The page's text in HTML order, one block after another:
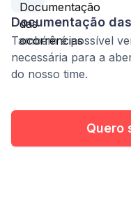
Documentação
Também é possível
necessária para a
do nosso time.
Quero